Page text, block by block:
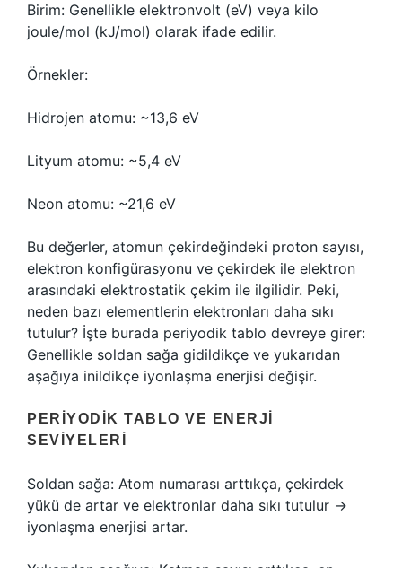
Birim: Genellikle elektronvolt (eV) veya kilo
joule/mol (kJ/mol) olarak ifade edilir.
Örnekler:
Hidrojen atomu: ~13,6 eV
Lityum atomu: ~5,4 eV
Neon atomu: ~21,6 eV
Bu değerler, atomun çekirdeğindeki proton sayısı,
elektron konfigürasyonu ve çekirdek ile elektron
arasındaki elektrostatik çekim ile ilgilidir. Peki,
neden bazı elementlerin elektronları daha sıkı
tutulur? İşte burada periyodik tablo devreye girer:
Genellikle soldan sağa gidildikçe ve yukarıdan
aşağıya inildikçe iyonlaşma enerjisi değişir.
PERIYODIK TABLO VE ENERJI
SEVIYELERI
Soldan sağa: Atom numarası arttıkça, çekirdek
yükü de artar ve elektronlar daha sıkı tutulur →
iyonlaşma enerjisi artar.